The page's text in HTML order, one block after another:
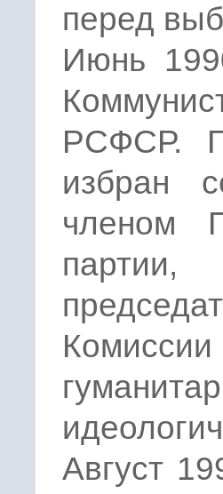
перед
Июнь
РСФСР.
избран
членом
Август